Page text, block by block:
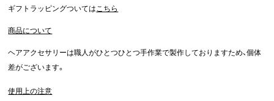
ギフトラッピングついてはこちら
商品について
ヘアアクセサリーは職人がひとつひとつ手作業で製作しておりますため、個体
差がございます。
使用上の注意